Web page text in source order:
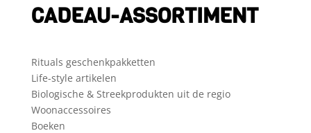
CADEAU-ASSORTIMENT
Rituals geschenkpakketten
Life-style artikelen
Biologische & Streekprodukten uit de regio
Woonaccessoires
Boeken